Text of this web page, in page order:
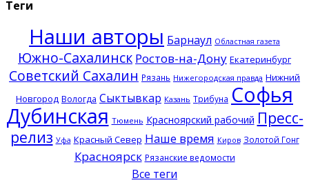
Теги
Наши авторы Барнаул Областная газета
Южно-Сахалинск Ростов-на-Дону Екатеринбург
Советский Сахалин Рязань Нижегородская правда Нижний
Новгород Вологда Сыктывкар Казань Трибуна Софья
Дубинская Тюмень Красноярский рабочий Пресс-
релиз Уфа Красный Север Наше время Киров Золотой Гонг
Красноярск Рязанские ведомости
Все теги